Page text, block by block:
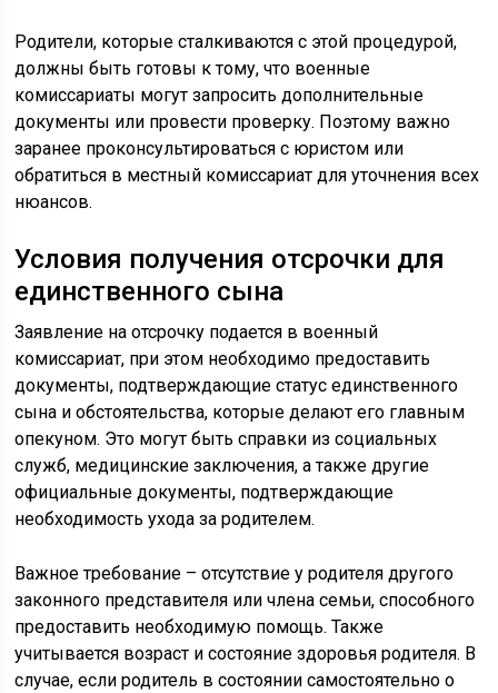
Родители, которые сталкиваются с этой процедурой,
должны быть готовы к тому, что военные
комиссариаты могут запросить дополнительные
документы или провести проверку. Поэтому важно
заранее проконсультироваться с юристом или
обратиться в местный комиссариат для уточнения всех
нюансов.
Условия получения отсрочки для
единственного сына
Заявление на отсрочку подается в военный
комиссариат, при этом необходимо предоставить
документы, подтверждающие статус единственного
сына и обстоятельства, которые делают его главным
опекуном. Это могут быть справки из социальных
служб, медицинские заключения, а также другие
официальные документы, подтверждающие
необходимость ухода за родителем.
Важное требование – отсутствие у родителя другого
законного представителя или члена семьи, способного
предоставить необходимую помощь. Также
учитывается возраст и состояние здоровья родителя. В
случае, если родитель в состоянии самостоятельно о